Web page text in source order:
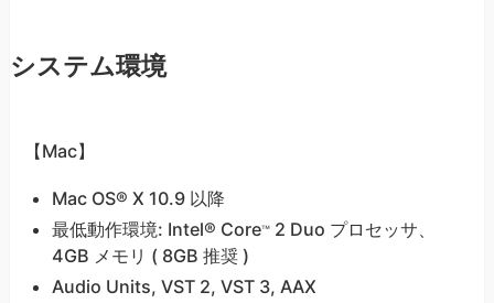
システム環境
【Mac】
Mac OS® X 10.9 以降
最低動作環境: Intel® Core™2 Duo プロセッサ、
4GB メモリ ( 8GB 推奨 )
Audio Units, VST 2, VST 3, AAX